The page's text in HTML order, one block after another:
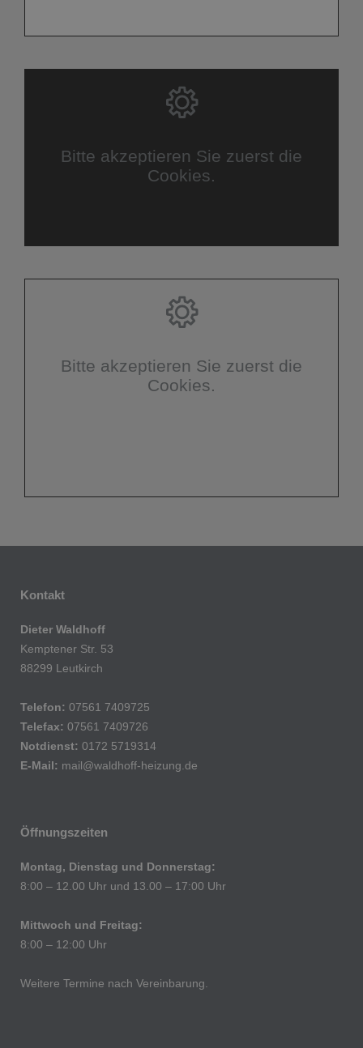
Bitte akzeptieren Sie zuerst die
Cookies.
Bitte akzeptieren Sie zuerst die
Cookies.
Kontakt
Dieter Waldhoff
Kemptener Str. 53
88299 Leutkirch
Telefon: 07561 7409725
Telefax: 07561 7409726
Notdienst: 0172 5719314
E-Mail: mail@waldhoff-heizung.de
Öffnungszeiten
Montag, Dienstag und Donnerstag:
8:00 – 12.00 Uhr und 13.00 – 17:00 Uhr
Mittwoch und Freitag:
8:00 – 12:00 Uhr
Weitere Termine nach Vereinbarung.